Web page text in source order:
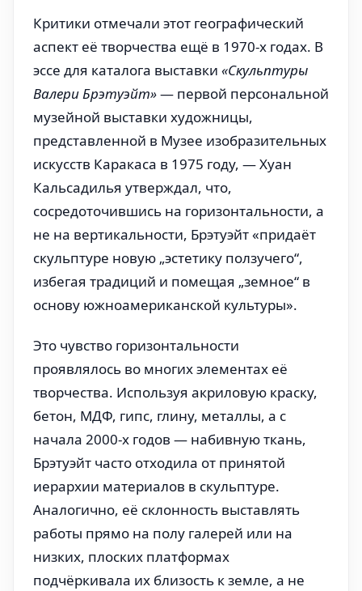
Критики отмечали этот географический
аспект её творчества ещё в 1970-х годах. В
эссе для каталога выставки «Скульптуры
Валери Брэтуэйт»— первой персональной
музейной выставки художницы,
представленной в Музее изобразительных
искусств Каракаса в 1975 году, — Хуан
Кальсадилья утверждал, что,
сосредоточившись на горизонтальности, а
не на вертикальности, Брэтуэйт «придаёт
скульптуре новую „эстетику ползучего“,
избегая традиций и помещая „земное“ в
основу южноамериканской культуры».
Это чувство горизонтальности
проявлялось во многих элементах её
творчества. Используя акриловую краску,
бетон, МДФ, гипс, глину, металлы, а с
начала 2000-х годов — набивную ткань,
Брэтуэйт часто отходила от принятой
иерархии материалов в скульптуре.
Аналогично, её склонность выставлять
работы прямо на полу галерей или на
низких, плоских платформах
подчёркивала их близость к земле, а не